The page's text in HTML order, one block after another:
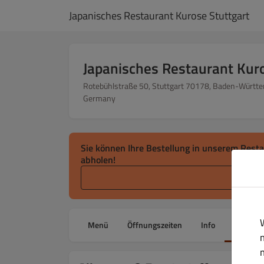
Japanisches Restaurant Kurose Stuttgart
Japanisches Restaurant
Rotebühlstraße 50, Stuttgart 70178, Baden-
Germany
Sie können Ihre Bestellung in unserem
abholen!
Menü Öffnungszeiten Info